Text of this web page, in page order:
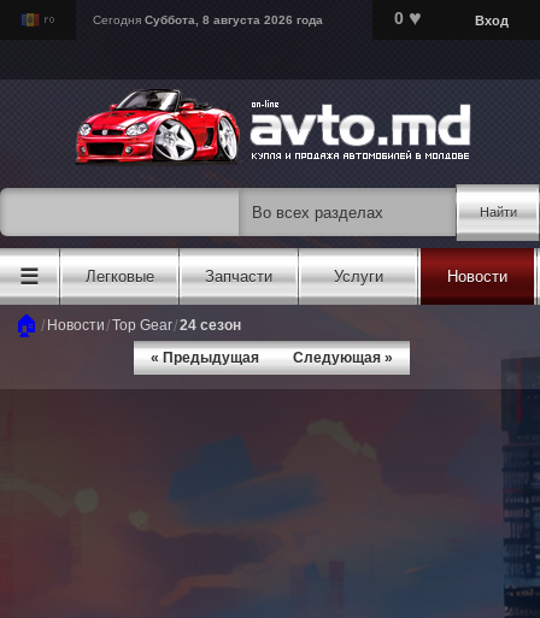
Сегодня Суббота, 8 августа 2026 года 0 ♥ Вход
Найти
☰ Легковые Запчасти Услуги Новости
🏠 / Новости/Top Gear/24 сезон
« Предыдущая
Следующая »